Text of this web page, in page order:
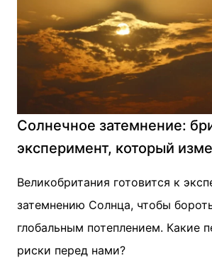
Солнечное затемнение:
эксперимент, который
Великобритания готовится к
затемнению Солнца, чтобы
глобальным потеплением. Какие
риски перед нами?